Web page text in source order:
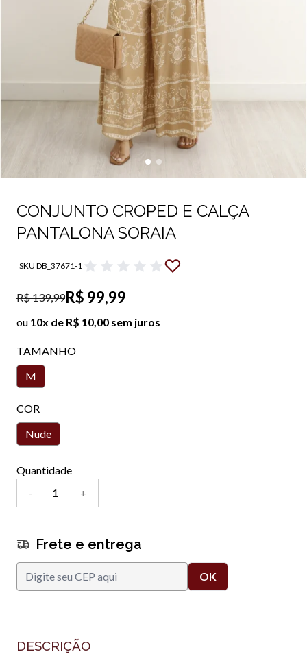
CONJUNTO CROPED E CALÇA
PANTALONA SORAIA
SKU DB_37671-1
R$ 139,99R$ 99,99
ou 10x de R$ 10,00 sem juros
TAMANHO
M
COR
Nude
Quantidade
-
+
Frete e entrega
DESCRIÇÃO